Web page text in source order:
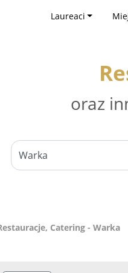
Laureaci
oraz
Catering - Warka